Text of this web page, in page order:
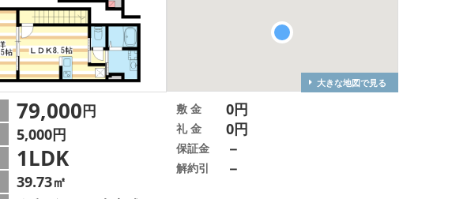
大きな地図で見る
79,000円
5,000円
1LDK
39.73㎡
敷 金 0円
礼 金 0円
保証金 －
解約引 －